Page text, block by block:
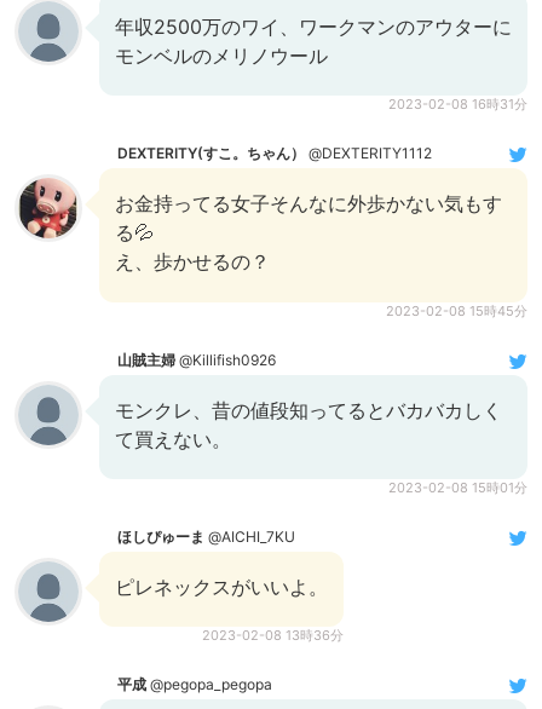
年収2500万のワイ、ワークマンのアウターに
モンベルのメリノウール
2023-02-08 16時31分
DEXTERITY(すこ。ちゃん） @DEXTERITY1112
お金持ってる女子そんなに外歩かない気もす
る💦
え、歩かせるの？
2023-02-08 15時45分
山賊主婦 @Killifish0926
モンクレ、昔の値段知ってるとバカバカしく
て買えない。
2023-02-08 15時01分
ほしぴゅーま @AICHI_7KU
ピレネックスがいいよ。
2023-02-08 13時36分
平成 @pegopa_pegopa